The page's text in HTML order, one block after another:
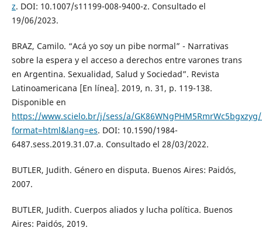
z. DOI: 10.1007/s11199-008-9400-z. Consultado el
19/06/2023.
BRAZ, Camilo. “Acá yo soy un pibe normal” - Narrativas
sobre la espera y el acceso a derechos entre varones trans
en Argentina. Sexualidad, Salud y Sociedad”. Revista
Latinoamericana [En línea]. 2019, n. 31, p. 119-138.
Disponible en
https://www.scielo.br/j/sess/a/
format=html&lang=es. DOI: 10.1590/1984-
6487.sess.2019.31.07.a. Consultado el 28/03/2022.
BUTLER, Judith. Género en disputa. Buenos Aires: Paidós,
2007.
BUTLER, Judith. Cuerpos aliados y lucha política. Buenos
Aires: Paidós, 2019.